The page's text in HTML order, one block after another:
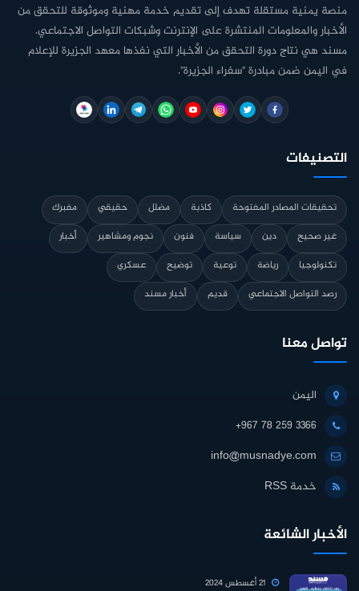
منصة يمنية مستقلة تهدف إلى تقديم خدمة مهنية وموثوقة للتحقق من
الأخبار والمعلومات المنتشرة على الإنترنت وشبكات التواصل الاجتماعي.
مسند هي نتاج دورة التحقق من الأخبار التي نفذها معهد الجزيرة للإعلام
في اليمن ضمن مبادرة "سفراء الجزيرة".
التصنيفات
تحقيقات المصادر المفتوحة كاذبة مضلل حقيقي
مفبرك
غير صحيح
دين سياسة فنون نجوم ومشاهير
أخبار
تكنولوجيا
رياضة توعية توضيح
عسكري
رصد التواصل الاجتماعي
قديم أخبار مسند
تواصل معنا
اليمن
+967 78 259 3366
info@musnadye.com
خدمة RSS
الأخبار الشائعة